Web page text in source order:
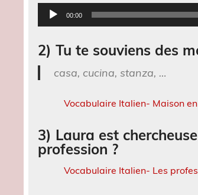
Lecteur
audio00:00
2) Tu te souviens des
casa, cucina, stanza, …
Vocabulaire Italien- Maison
3) Laura est
profession ?
Vocabulaire Italien- Les